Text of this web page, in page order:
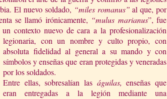
El nuevo soldado, “miles romanus”al que, por
se llamó irónicamente, “mulus marianus”, fue
contexto nuevo de cara a la profesionalización
legionaria, con un nombre y cultopropio, con
absoluta fidelidad al general a su mando y con
símbolos y enseñas que eran protegidas y veneradas
por los soldados.
Entre ellas, sobresalían las águilas,enseñas que
eran entregadas a la legión mediante una